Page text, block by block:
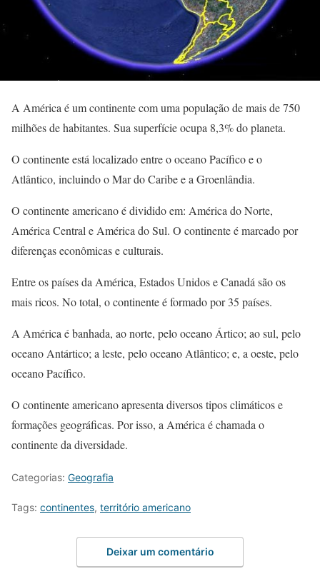
A América é um continente com uma população de mais de 750
milhões de habitantes. Sua superfície ocupa 8,3% do planeta.
O continente está localizado entre o oceano Pacífico e o
Atlântico, incluindo o Mar do Caribe e a Groenlândia.
O continente americano é dividido em: América do Norte,
América Central e América do Sul. O continente é marcado por
diferenças econômicas e culturais.
Entre os países da América, Estados Unidos e Canadá são os
mais ricos. No total, o continente é formado por 35 países.
A América é banhada, ao norte, pelo oceano Ártico; ao sul, pelo
oceano Antártico; a leste, pelo oceano Atlântico; e, a oeste, pelo
oceano Pacífico.
O continente americano apresenta diversos tipos climáticos e
formações geográficas. Por isso, a América é chamada o
continente da diversidade.
Categorias: Geografia
Tags: continentes, território americano
Deixar um comentário